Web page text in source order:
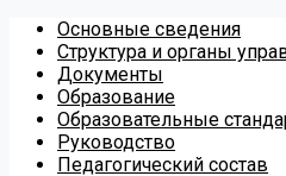
Основные сведения
Структура и органы
Документы
Образование
Образовательные
Руководство
Педагогический состав